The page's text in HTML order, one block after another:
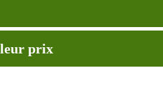
prix